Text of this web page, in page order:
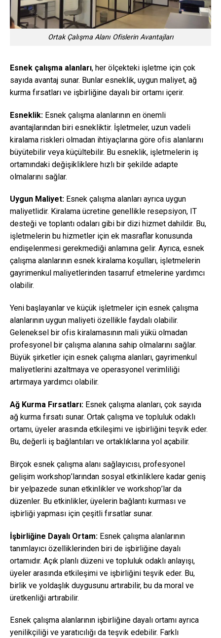
Ortak Çalışma Alanı Ofislerin Avantajları
Esnek çalışma alanları, her ölçekteki işletme için çok
sayıda avantaj sunar. Bunlar esneklik, uygun maliyet, ağ
kurma fırsatları ve işbirliğine dayalı bir ortamı içerir.
Esneklik: Esnek çalışma alanlarının en önemli
avantajlarından biri esnekliktir. İşletmeler, uzun vadeli
kiralama riskleri olmadan ihtiyaçlarına göre ofis alanlarını
büyütebilir veya küçültebilir. Bu esneklik, işletmelerin iş
ortamındaki değişikliklere hızlı bir şekilde adapte
olmalarını sağlar.
Uygun Maliyet: Esnek çalışma alanları ayrıca uygun
maliyetlidir. Kiralama ücretine genellikle resepsiyon, IT
desteği ve toplantı odaları gibi bir dizi hizmet dahildir. Bu,
işletmelerin bu hizmetler için ek masraflar konusunda
endişelenmesi gerekmediği anlamına gelir. Ayrıca, esnek
çalışma alanlarının esnek kiralama koşulları, işletmelerin
gayrimenkul maliyetlerinden tasarruf etmelerine yardımcı
olabilir.
Yeni başlayanlar ve küçük işletmeler için esnek çalışma
alanlarının uygun maliyeti özellikle faydalı olabilir.
Geleneksel bir ofis kiralamasının mali yükü olmadan
profesyonel bir çalışma alanına sahip olmalarını sağlar.
Büyük şirketler için esnek çalışma alanları, gayrimenkul
maliyetlerini azaltmaya ve operasyonel verimliliği
artırmaya yardımcı olabilir.
Ağ Kurma Fırsatları: Esnek çalışma alanları, çok sayıda
ağ kurma fırsatı sunar. Ortak çalışma ve topluluk odaklı
ortamı, üyeler arasında etkileşimi ve işbirliğini teşvik eder.
Bu, değerli iş bağlantıları ve ortaklıklarına yol açabilir.
Birçok esnek çalışma alanı sağlayıcısı, profesyonel
gelişim workshop’larından sosyal etkinliklere kadar geniş
bir yelpazede sunan etkinlikler ve workshop’lar da
düzenler. Bu etkinlikler, üyelerin bağlantı kurması ve
işbirliği yapması için çeşitli fırsatlar sunar.
İşbirliğine Dayalı Ortam: Esnek çalışma alanlarının
tanımlayıcı özelliklerinden biri de işbirliğine dayalı
ortamıdır. Açık planlı düzeni ve topluluk odaklı anlayışı,
üyeler arasında etkileşimi ve işbirliğini teşvik eder. Bu,
birlik ve yoldaşlık duygusunu artırabilir, bu da moral ve
üretkenliği artırabilir.
Esnek çalışma alanlarının işbirliğine dayalı ortamı ayrıca
yenilikçiliği ve yaratıcılığı da teşvik edebilir. Farklı